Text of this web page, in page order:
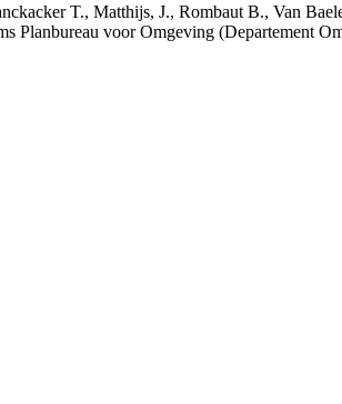
T., Matthijs, J., Rombaut B., Van
Planbureau voor Omgeving (Departement